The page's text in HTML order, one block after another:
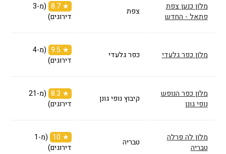
מלון כנען צפת
פתאל - החדש
צפת ★ 8.7
(מ-3
דירוגים)
מלון כפר גלעדי כפר גלעדי ★ 9.5
(מ-4
דירוגים)
מלון כפר הנופש
נופי גונן
קיבוץ נופי גונן ★ 8.3
(מ-21
דירוגים)
מלון לה פרלה
טבריה
טבריה ★ 10
(מ-1
דירוגים)